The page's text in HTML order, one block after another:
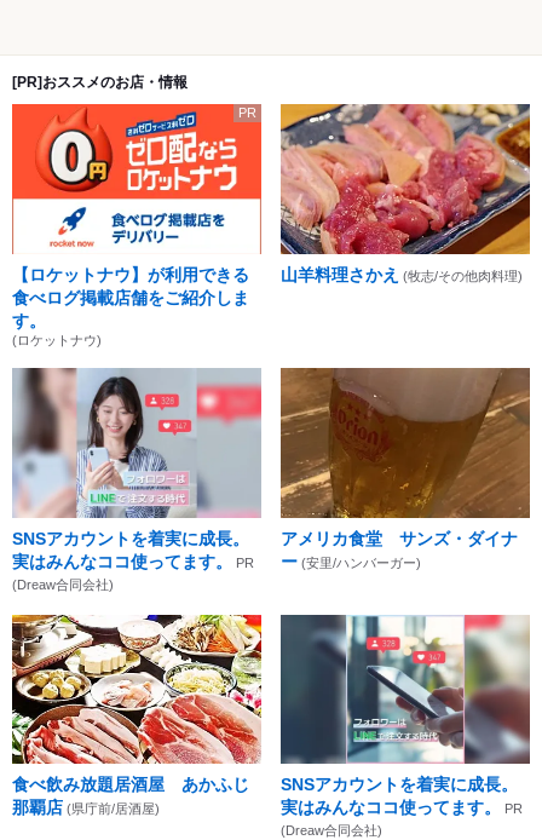
[PR]おススメのお店・情報
PR
【ロケットナウ】が利用できる
食べログ掲載店舗をご紹介しま
す。
(ロケットナウ)
山羊料理さかえ (牧志/その他肉料理)
SNSアカウントを着実に成長。
実はみんなココ使ってます。
PR
(Dreaw合同会社)
アメリカ食堂 サンズ・ダイナ
ー (安里/ハンバーガー)
食べ飲み放題居酒屋 あかふじ
那覇店 (県庁前/居酒屋)
SNSアカウントを着実に成長。
実はみんなココ使ってます。
PR
(Dreaw合同会社)